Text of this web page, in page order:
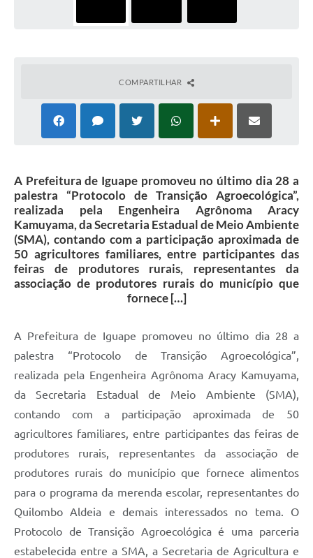
COMPARTILHAR
A Prefeitura de Iguape promoveu no último dia 28 a
palestra “Protocolo de Transição Agroecológica”,
realizada pela Engenheira Agrônoma Aracy
Kamuyama, da Secretaria Estadual de Meio Ambiente
(SMA), contando com a participação aproximada de
50 agricultores familiares, entre participantes das
feiras de produtores rurais, representantes da
associação de produtores rurais do município que
fornece […]
A Prefeitura de Iguape promoveu no último dia 28 a
palestra “Protocolo de Transição Agroecológica”,
realizada pela Engenheira Agrônoma Aracy Kamuyama,
da Secretaria Estadual de Meio Ambiente (SMA),
contando com a participação aproximada de 50
agricultores familiares, entre participantes das feiras de
produtores rurais, representantes da associação de
produtores rurais do município que fornece alimentos
para o programa da merenda escolar, representantes do
Quilombo Aldeia e demais interessados no tema. O
Protocolo de Transição Agroecológica é uma parceria
estabelecida entre a SMA, a Secretaria de Agricultura e